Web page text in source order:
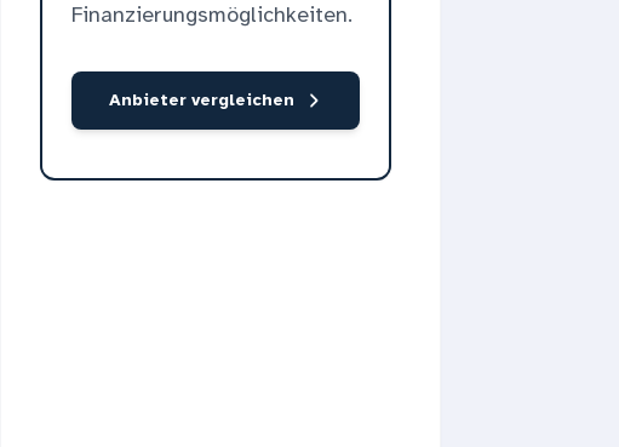
Finanzierungsmöglichkeiten.
Anbieter vergleichen